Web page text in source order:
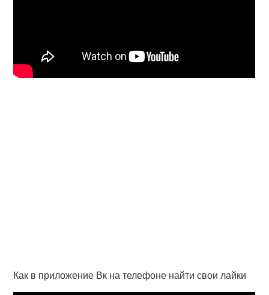
Как в приложение Вк на телефоне найти свои лайки